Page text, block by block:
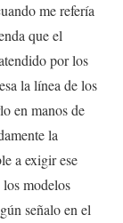
me refería
que el
por los
la línea de los
en manos de
la
a exigir ese
modelos
señalo en el